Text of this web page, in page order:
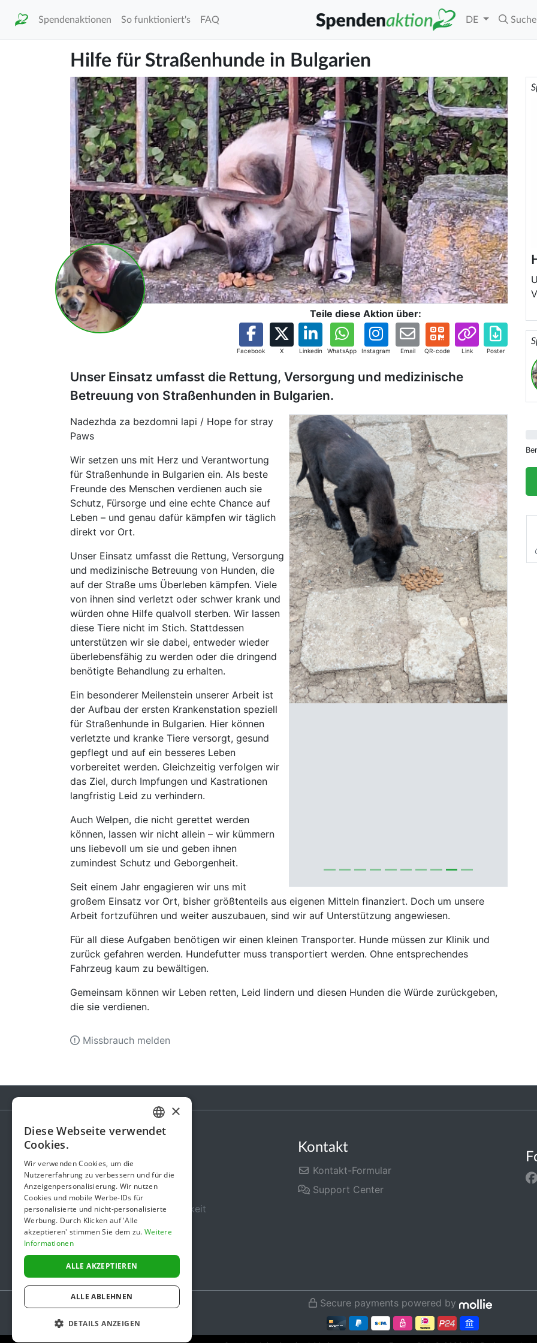
Spendenaktionen So funktioniert's FAQ DE Suche
Hilfe für Straßenhunde in Bulgarien
Teile diese Aktion über:
Facebook X Linkedin WhatsApp Instagram Email QR-code Link Poster
Unser Einsatz umfasst die Rettung, Versorgung und medizinische
Betreuung von Straßenhunden in Bulgarien.
Previous Next
Nadezhda za bezdomni lapi / Hope for stray
Paws
Wir setzen uns mit Herz und Verantwortung
für Straßenhunde in Bulgarien ein. Als beste
Freunde des Menschen verdienen auch sie
Schutz, Fürsorge und eine echte Chance auf
Leben – und genau dafür kämpfen wir täglich
direkt vor Ort.
Unser Einsatz umfasst die Rettung, Versorgung
und medizinische Betreuung von Hunden, die
auf der Straße ums Überleben kämpfen. Viele
von ihnen sind verletzt oder schwer krank und
würden ohne Hilfe qualvoll sterben. Wir lassen
diese Tiere nicht im Stich. Stattdessen
unterstützen wir sie dabei, entweder wieder
überlebensfähig zu werden oder die dringend
benötigte Behandlung zu erhalten.
Ein besonderer Meilenstein unserer Arbeit ist
der Aufbau der ersten Krankenstation speziell
für Straßenhunde in Bulgarien. Hier können
verletzte und kranke Tiere versorgt, gesund
gepflegt und auf ein besseres Leben
vorbereitet werden. Gleichzeitig verfolgen wir
das Ziel, durch Impfungen und Kastrationen
langfristig Leid zu verhindern.
Auch Welpen, die nicht gerettet werden
können, lassen wir nicht allein – wir kümmern
uns liebevoll um sie und geben ihnen
zumindest Schutz und Geborgenheit.
Seit einem Jahr engagieren wir uns mit
großem Einsatz vor Ort, bisher größtenteils aus eigenen Mitteln finanziert. Doch um unsere
Arbeit fortzuführen und weiter auszubauen, sind wir auf Unterstützung angewiesen.
Für all diese Aufgaben benötigen wir einen kleinen Transporter. Hunde müssen zur Klinik und
zurück gefahren werden. Hundefutter muss transportiert werden. Ohne entsprechendes
Fahrzeug kaum zu bewältigen.
Gemeinsam können wir Leben retten, Leid lindern und diesen Hunden die Würde zurückgeben,
die sie verdienen.
Missbrauch melden
Gebühren
Über uns
Sicherheit und Zuverlässigkeit
Nutzungsbedingungen
Datenschutz
Impressum
Kontakt
Kontakt-Formular
Support Center
Secure payments powered by
GERMAN
×
Diese Webseite verwendet
Cookies.
Wir verwenden Cookies, um die
Nutzererfahrung zu verbessern und für die
Anzeigenpersonalisierung. Wir nutzen
Cookies und mobile Werbe-IDs für
personalisierte und nicht-personalisierte
Werbung. Durch Klicken auf 'Alle
akzeptieren' stimmen Sie dem zu. Weitere
Informationen
ALLE AKZEPTIEREN
ALLE ABLEHNEN
DETAILS ANZEIGEN